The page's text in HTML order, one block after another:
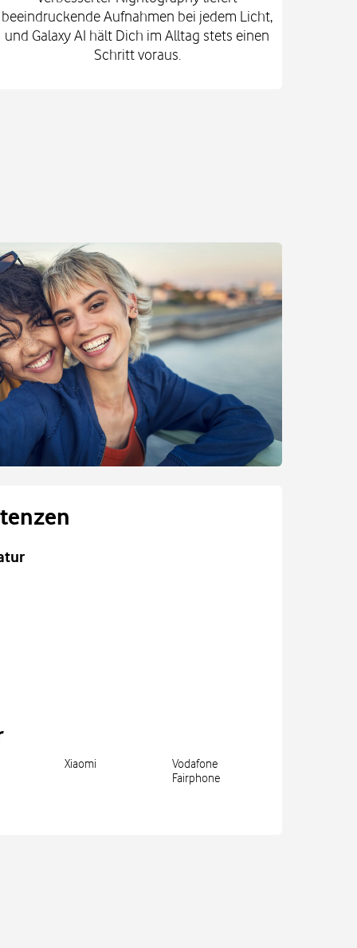
beeindruckende Aufnahmen bei jedem Licht,
und Galaxy AI hält Dich im Alltag stets einen
Schritt voraus.
Xiaomi
Vodafone
Fairphone